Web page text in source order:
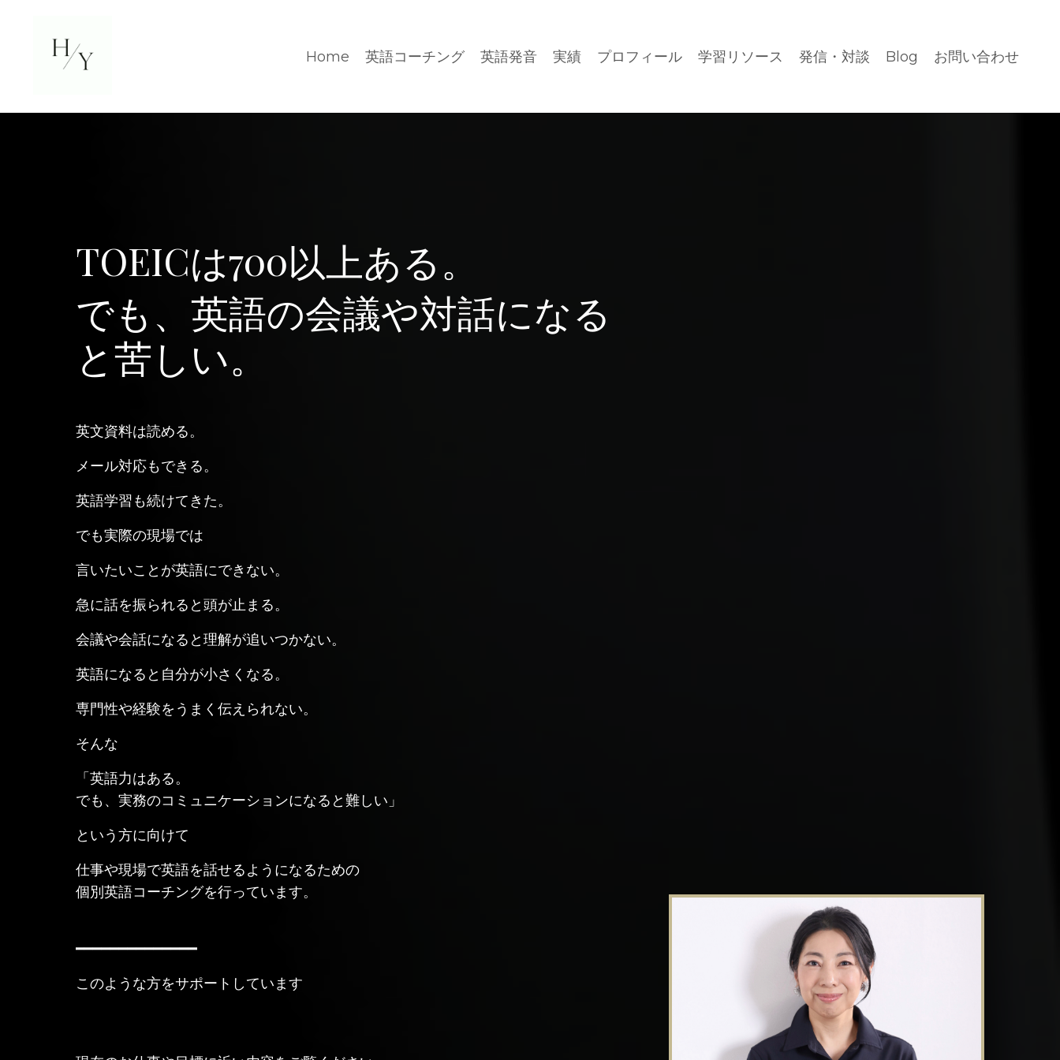
Home 英語コーチング 英語発音 実績 プロフィール 学習リソース 発信・対談 Blog お問い合わせ
TOEICは700以上ある。
でも、英語の会議や対話になる
と苦しい。
英文資料は読める。
メール対応もできる。
英語学習も続けてきた。
でも実際の現場では
言いたいことが英語にできない。
急に話を振られると頭が止まる。
会議や会話になると理解が追いつかない。
英語になると自分が小さくなる。
専門性や経験をうまく伝えられない。
そんな
「英語力はある。
でも、実務のコミュニケーションになると難しい」
という方に向けて
仕事や現場で英語を話せるようになるための
個別英語コーチングを行っています。
━━━━━━━━━━━━━━
このような方をサポートしています